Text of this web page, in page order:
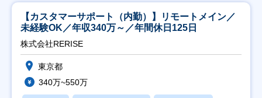
【カスタマーサポート（内勤）】リモートメイン／
未経験OK／年収340万～／年間休日125日
株式会社RERISE
東京都
340万~550万